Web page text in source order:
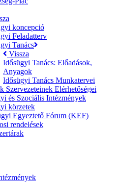
koncepció
Feladatterv
Tanács
Vissza
Idősügyi Tanács: Előadások,
Anyagok
Idősügyi Tanács Munkatervei
Szervezeteinek Elérhetőségei
és Szociális Intézmények
körzetek
Egyeztető Fórum (KEF)
rendelések